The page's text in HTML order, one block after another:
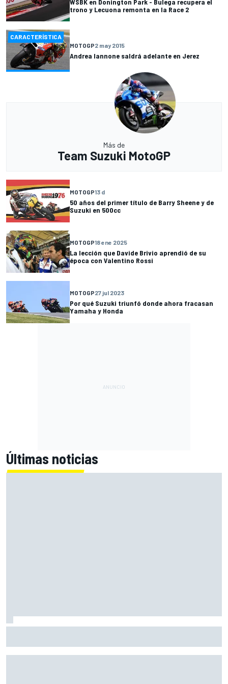
trono y Lecuona remonta en la Race 2
CARACTERÍSTICA
MOTOGP2 may 2015
Andrea Iannone saldrá adelante en Jerez
Más de
Team Suzuki MotoGP
MOTOGP13 d
50 años del primer título de Barry Sheene y de
Suzuki en 500cc
MOTOGP18 ene 2025
La lección que Davide Brivio aprendió de su
época con Valentino Rossi
MOTOGP27 jul 2023
Por qué Suzuki triunfó donde ahora fracasan
Yamaha y Honda
Últimas noticias